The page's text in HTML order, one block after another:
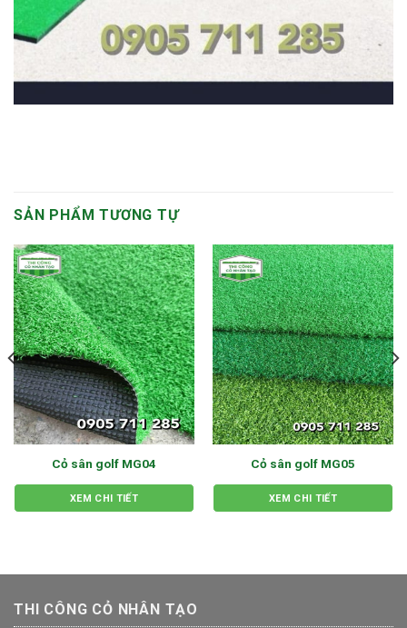
SẢN PHẨM TƯƠNG TỰ
Cỏ sân golf MG04
XEM CHI TIẾT
Cỏ sân golf MG05
XEM CHI TIẾT
THI CÔNG CỎ NHÂN TẠO